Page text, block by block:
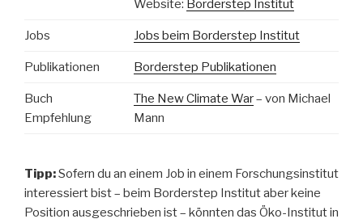
Website: Borderstep Institut
Jobs Jobs beim Borderstep Institut
Publikationen Borderstep Publikationen
Buch
Empfehlung
The New Climate War– von Michael
Mann
Tipp:Sofern du an einem Job in einem Forschungsinstitut
interessiert bist – beim Borderstep Institut aber keine
Position ausgeschrieben ist – könnten das Öko-Institut in